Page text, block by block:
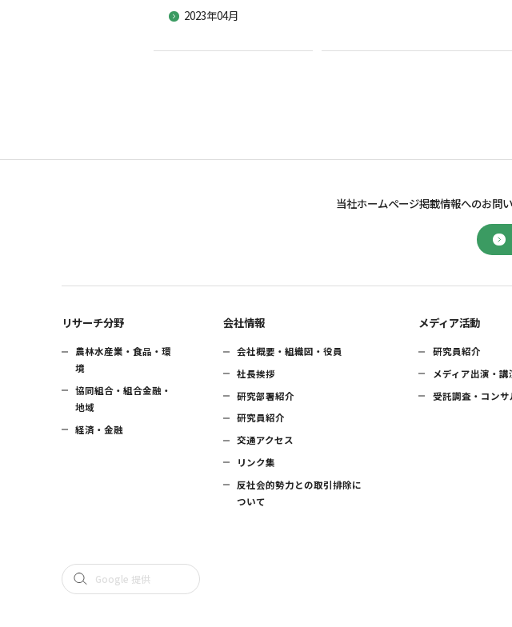
2023年04月
当社ホームページ掲載情報へのお問
リサーチ分野
農林水産業・食品・環
境
協同組合・組合金融・
地域
経済・金融
会社情報
会社概要・組織図・役員
社長挨拶
研究部署紹介
研究員紹介
交通アクセス
リンク集
反社会的勢力との取引排除に
ついて
メディア活動
研究員紹介
メディア出演・
受託調査・コン